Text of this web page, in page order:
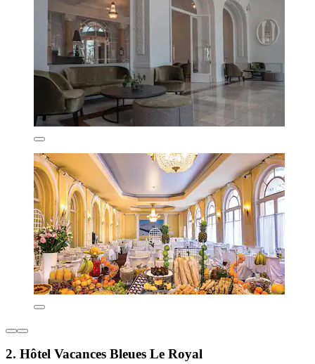
2. Hôtel Vacances Bleues Le Royal